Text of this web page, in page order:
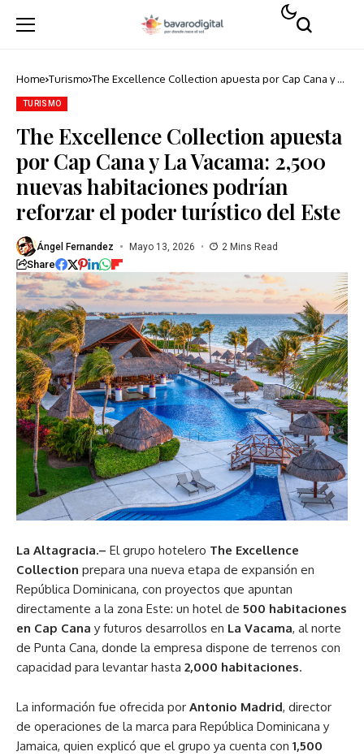
Home Turismo The Excellence Collection apuesta por Cap Cana y La
TURISMO
The Excellence Collection apuesta
por Cap Cana y La Vacama: 2,500
nuevas habitaciones podrían
reforzar el poder turístico del Este
Ángel Fernandez Mayo 13, 2026 2 Mins Read
Share
La Altagracia.– El grupo hotelero The Excellence
Collection prepara una nueva etapa de expansión en
República Dominicana, con proyectos que apuntan
directamente a la zona Este: un hotel de 500 habitaciones
en Cap Cana y futuros desarrollos en La Vacama, al norte
de Punta Cana, donde la empresa dispone de terrenos con
capacidad para levantar hasta 2,000 habitaciones.
La información fue ofrecida por Antonio Madrid, director
de operaciones de la marca para República Dominicana y
Jamaica, quien explicó que el grupo ya cuenta con 1,500